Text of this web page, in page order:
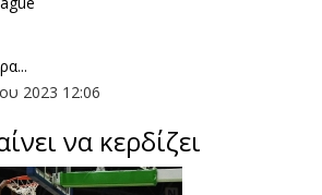
2023 12:06
να κερδίζει